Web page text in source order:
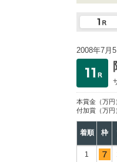
2008年7月
本賞金 （万円
付加賞 （万円
着順 枠
1